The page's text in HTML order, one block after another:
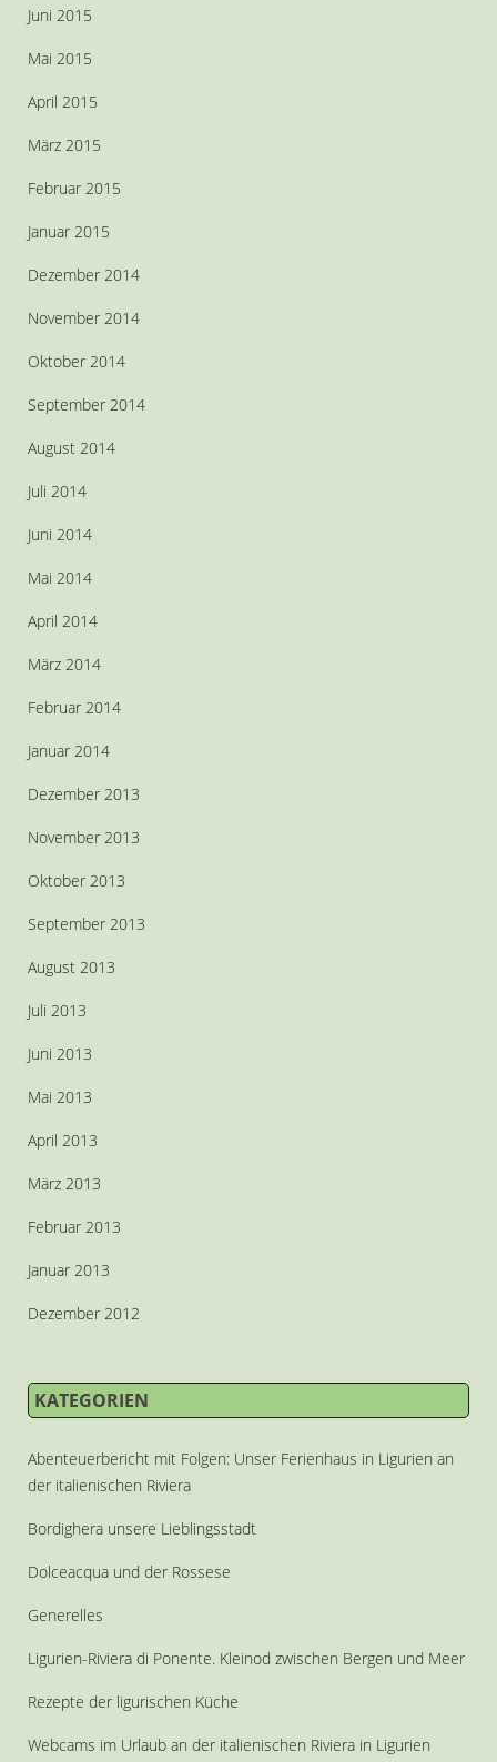
Juni 2015
Mai 2015
April 2015
März 2015
Februar 2015
Januar 2015
Dezember 2014
November 2014
Oktober 2014
September 2014
August 2014
Juli 2014
Juni 2014
Mai 2014
April 2014
März 2014
Februar 2014
Januar 2014
Dezember 2013
November 2013
Oktober 2013
September 2013
August 2013
Juli 2013
Juni 2013
Mai 2013
April 2013
März 2013
Februar 2013
Januar 2013
Dezember 2012
KATEGORIEN
Abenteuerbericht mit Folgen: Unser Ferienhaus in Ligurien an
der italienischen Riviera
Bordighera unsere Lieblingsstadt
Dolceacqua und der Rossese
Generelles
Ligurien-Riviera di Ponente. Kleinod zwischen Bergen und Meer
Rezepte der ligurischen Küche
Webcams im Urlaub an der italienischen Riviera in Ligurien